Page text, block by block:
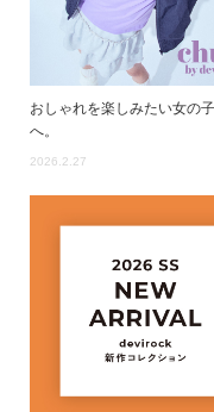
おしゃれを楽しみたい女の
へ。
2026.2.27